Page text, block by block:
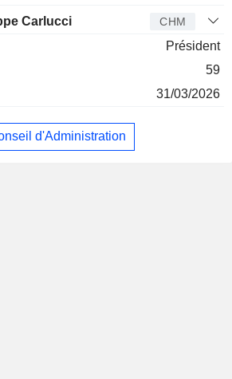
Carlucci CHM
Président
59
31/03/2026
d'Administration